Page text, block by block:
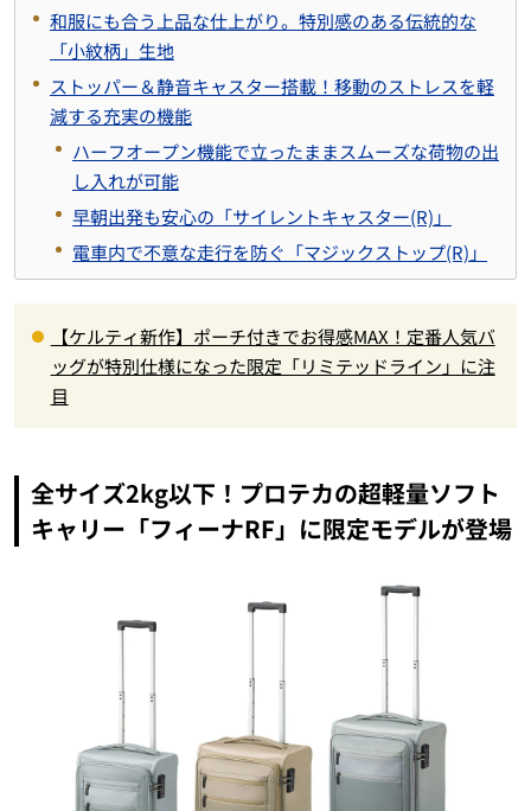
和服にも合う上品な仕上がり。特別感のある伝統的な
「小紋柄」生地
ストッパー＆静音キャスター搭載！移動のストレスを軽
減する充実の機能
ハーフオープン機能で立ったままスムーズな荷物の出
し入れが可能
早朝出発も安心の「サイレントキャスター(R)」
電車内で不意な走行を防ぐ「マジックストップ(R)」
【ケルティ新作】ポーチ付きでお得感MAX！定番人気バ
ッグが特別仕様になった限定「リミテッドライン」に注
目
全サイズ2kg以下！プロテカの超軽量ソフト
キャリー「フィーナRF」に限定モデルが登場